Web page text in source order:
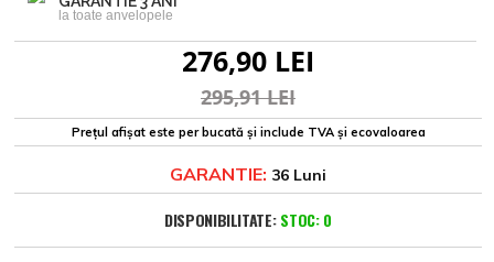
la toate anvelopele
276,90 LEI
295,91 LEI
Prețul afișat este per bucată și include TVA și ecovaloarea
GARANTIE: 36 Luni
DISPONIBILITATE: STOC: 0